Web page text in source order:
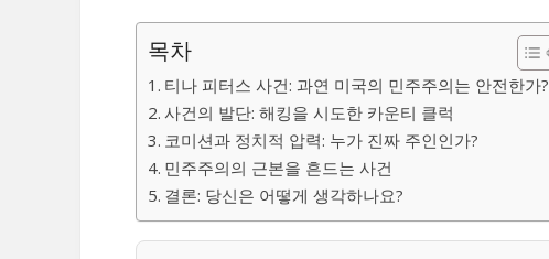
목차
티나 피터스 사건: 과연 미국의 민주주의는 안전한가?
사건의 발단: 해킹을 시도한 카운티 클럭
코미션과 정치적 압력: 누가 진짜 주인인가?
민주주의의 근본을 흔드는 사건
결론: 당신은 어떻게 생각하나요?